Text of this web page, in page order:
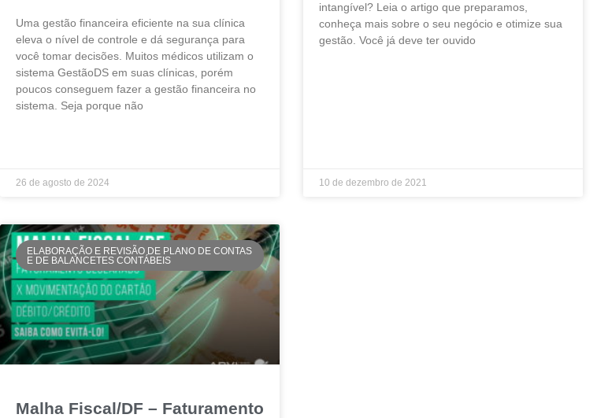
Uma gestão financeira eficiente na sua clínica
eleva o nível de controle e dá segurança para
você tomar decisões. Muitos médicos utilizam o
sistema GestãoDS em suas clínicas, porém
poucos conseguem fazer a gestão financeira no
sistema. Seja porque não
26 de agosto de 2024
intangível? Leia o artigo que preparamos,
conheça mais sobre o seu negócio e otimize sua
gestão. Você já deve ter ouvido
10 de dezembro de 2021
ELABORAÇÃO E REVISÃO DE PLANO DE CONTAS
E DE BALANCETES CONTÁBEIS
Malha Fiscal/DF – Faturamento